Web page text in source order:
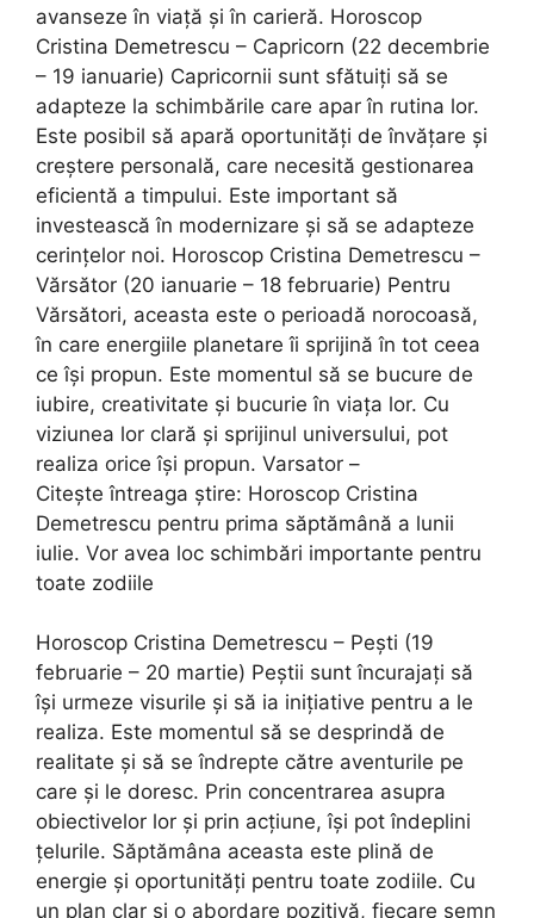
avanseze în viață și în carieră. Horoscop
Cristina Demetrescu – Capricorn (22 decembrie
– 19 ianuarie) Capricornii sunt sfătuiți să se
adapteze la schimbările care apar în rutina lor.
Este posibil să apară oportunități de învățare și
creștere personală, care necesită gestionarea
eficientă a timpului. Este important să
investească în modernizare și să se adapteze
cerințelor noi. Horoscop Cristina Demetrescu –
Vărsător (20 ianuarie – 18 februarie) Pentru
Vărsători, aceasta este o perioadă norocoasă,
în care energiile planetare îi sprijină în tot ceea
ce își propun. Este momentul să se bucure de
iubire, creativitate și bucurie în viața lor. Cu
viziunea lor clară și sprijinul universului, pot
realiza orice își propun. Varsator –
Citeşte întreaga ştire: Horoscop Cristina
Demetrescu pentru prima săptămână a lunii
iulie. Vor avea loc schimbări importante pentru
toate zodiile
Horoscop Cristina Demetrescu – Pești (19
februarie – 20 martie) Peștii sunt încurajați să
își urmeze visurile și să ia inițiative pentru a le
realiza. Este momentul să se desprindă de
realitate și să se îndrepte către aventurile pe
care și le doresc. Prin concentrarea asupra
obiectivelor lor și prin acțiune, îşi pot îndeplini
ţelurile. Săptămâna aceasta este plină de
energie și oportunități pentru toate zodiile. Cu
un plan clar și o abordare pozitivă, fiecare semn